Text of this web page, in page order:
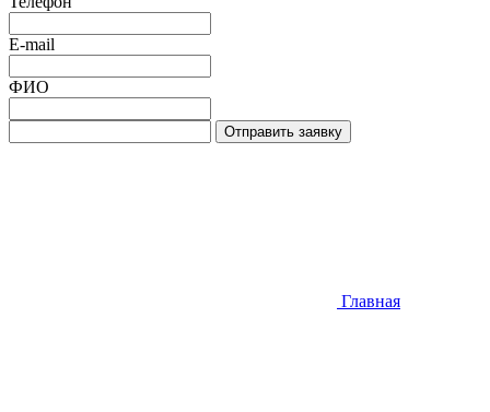
E-mail
ФИО
Отправить заявку
Главная